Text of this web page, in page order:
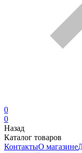
0
0
Назад
Каталог товаров
КонтактыО магазине